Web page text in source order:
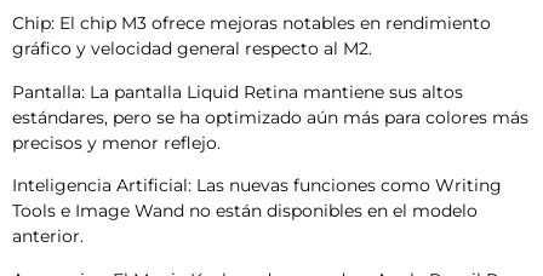
Chip: El chip M3 ofrece mejoras notables en rendimiento
gráfico y velocidad general respecto al M2.
Pantalla: La pantalla Liquid Retina mantiene sus altos
estándares, pero se ha optimizado aún más para colores más
precisos y menor reflejo.
Inteligencia Artificial: Las nuevas funciones como Writing
Tools e Image Wand no están disponibles en el modelo
anterior.